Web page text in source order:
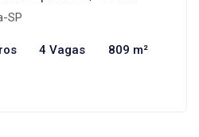
SP
4 Vagas 809 m²